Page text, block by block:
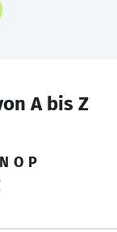
A bis Z
N O P